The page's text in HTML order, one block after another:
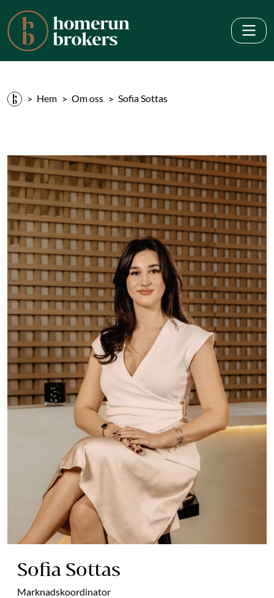
Hem Om oss Sofia Sottas
Sofia Sottas
Marknadskoordinator